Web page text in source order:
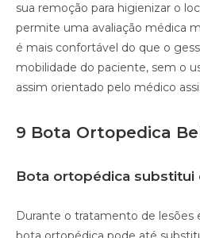
sua remoção para higienizar o
permite uma avaliação médica
é mais confortável do que o
mobilidade do paciente, sem o
assim orientado pelo médico
9 Bota Ortopedica
Bota ortopédica substitui
Durante o tratamento de lesões